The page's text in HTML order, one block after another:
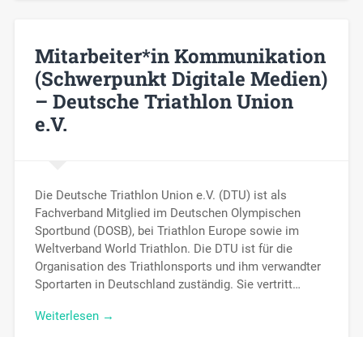
Mitarbeiter*in Kommunikation
(Schwerpunkt Digitale Medien)
– Deutsche Triathlon Union
e.V.
Die Deutsche Triathlon Union e.V. (DTU) ist als
Fachverband Mitglied im Deutschen Olympischen
Sportbund (DOSB), bei Triathlon Europe sowie im
Weltverband World Triathlon. Die DTU ist für die
Organisation des Triathlonsports und ihm verwandter
Sportarten in Deutschland zuständig. Sie vertritt…
Weiterlesen →